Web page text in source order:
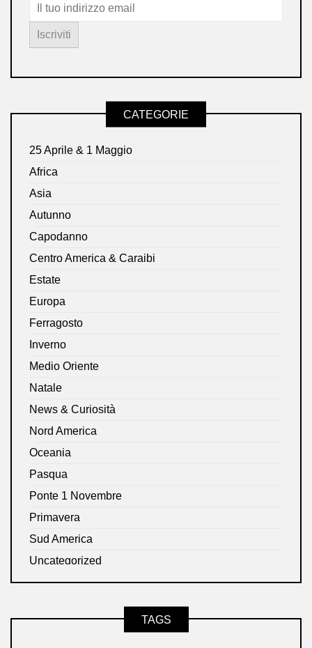
CATEGORIE
25 Aprile & 1 Maggio
Africa
Asia
Autunno
Capodanno
Centro America & Caraibi
Estate
Europa
Ferragosto
Inverno
Medio Oriente
Natale
News & Curiosità
Nord America
Oceania
Pasqua
Ponte 1 Novembre
Primavera
Sud America
Uncategorized
TAGS